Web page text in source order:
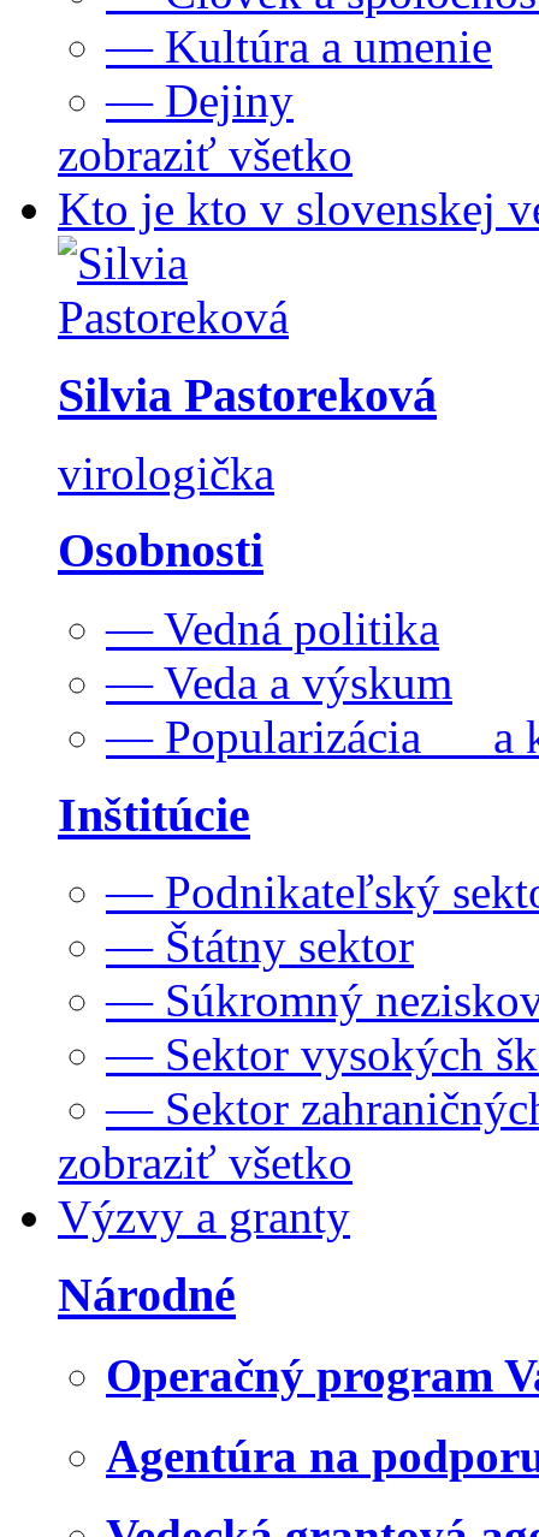
— Kultúra a umenie
— Dejiny
zobraziť všetko
Kto je kto v slovenskej
Silvia Pastoreková
virologička
Osobnosti
— Vedná politika
— Veda a výskum
— Popularizácia a
Inštitúcie
— Podnikateľský
— Štátny sektor
— Súkromný
— Sektor vysokých
— Sektor
zobraziť všetko
Výzvy a granty
Národné
Operačný program
Agentúra na